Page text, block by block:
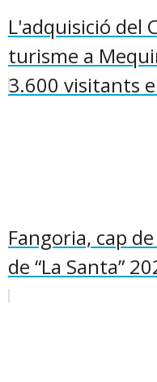
L'adquisició del
turisme a
3.600 visitants
Fangoria, cap
de “La Santa”